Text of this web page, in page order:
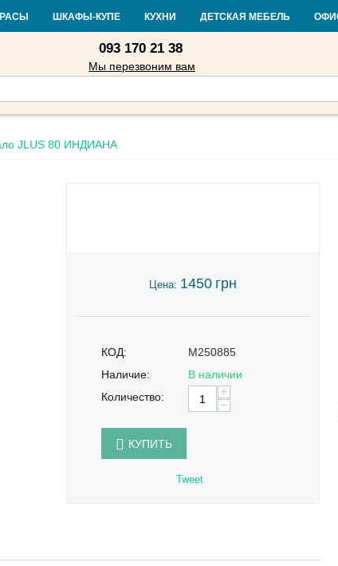
и оплата Гарантия и возврат Кредит Статьи и новости
093 170 21 38
Мы перезвоним вам
ШКАФЫ-КУПЕ КУХНИ ДЕТСКАЯ МЕБЕЛЬ
JLUS 80 ИНДИАНА
Цена: 1450 грн
КОД:
M250885
Наличие:
В наличии
Количество:
+
−
КУПИТЬ
Tweet